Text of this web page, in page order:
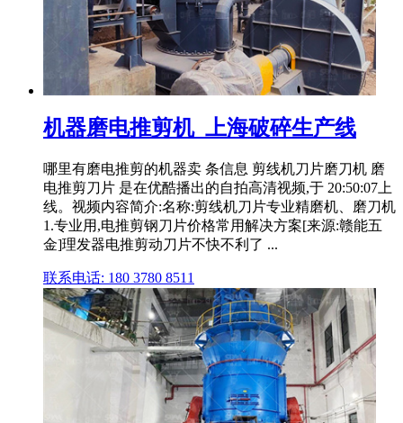
机器磨电推剪机_上海破碎生产线
哪里有磨电推剪的机器卖 条信息 剪线机刀片磨刀机 磨
电推剪刀片 是在优酷播出的自拍高清视频,于 20:50:07上
线。视频内容简介:名称:剪线机刀片专业精磨机、磨刀机
1.专业用,电推剪钢刀片价格常用解决方案[来源:赣能五
金]理发器电推剪动刀片不快不利了 ...
联系电话: 180 3780 8511